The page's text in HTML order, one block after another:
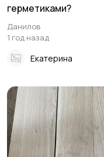
герметиками?
Данилов
1 год назад
Екатерина